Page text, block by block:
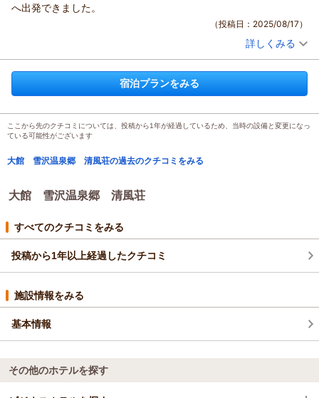
へ出発できました。
（投稿日：2025/08/17）
投稿者： エイジさん(男性/70代)
宿泊プラン： 【じゃらんスペシャルウィーク】【朝食付】和朝食で1日をス
タート！チェックインは22時までOK
和室 朝のみ
詳しくみる
宿泊プランをみる
ここから先のクチコミについては、投稿から1年が経過しているため、当時の設備と変更になっ
ている可能性がございます
大館 雪沢温泉郷 清風荘の過去のクチコミをみる
大館 雪沢温泉郷 清風荘
すべてのクチコミをみる
投稿から1年以上経過したクチコミ
施設情報をみる
基本情報
その他のホテルを探す